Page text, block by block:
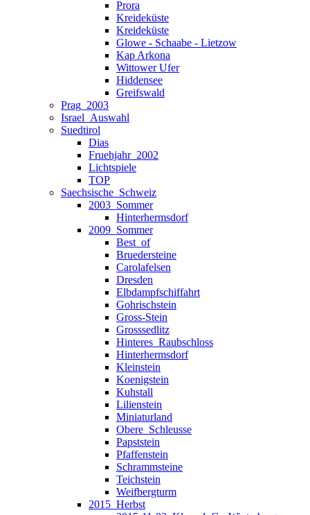
Prora
Kreideküste
Kreideküste
Glowe - Schaabe - Lietzow
Kap Arkona
Wittower Ufer
Hiddensee
Greifswald
Prag_2003
Israel_Auswahl
Suedtirol
Dias
Fruehjahr_2002
Lichtspiele
TOP
Saechsische_Schweiz
2003_Sommer
Hinterhermsdorf
2009_Sommer
Best_of
Bruedersteine
Carolafelsen
Dresden
Elbdampfschiffahrt
Gohrischstein
Gross-Stein
Grosssedlitz
Hinteres_Raubschloss
Hinterhermsdorf
Kleinstein
Koenigstein
Kuhstall
Lilienstein
Miniaturland
Obere_Schleusse
Papststein
Pfaffenstein
Schrammsteine
Teichstein
Weifbergturm
2015_Herbst